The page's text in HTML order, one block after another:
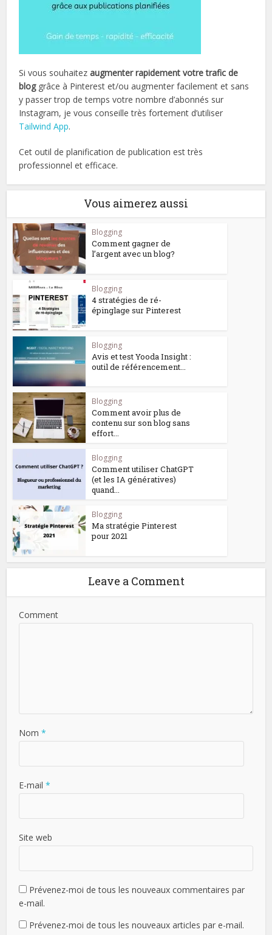
Si vous souhaitezaugmenter rapidement votre trafic de
bloggrâce à Pinterest et/ou augmenter facilement et sans
y passer trop de temps votre nombre d’abonnés sur
Instagram, je vous conseille très fortement d’utiliser
Tailwind App.
Cet outil de planification de publication est très
professionnel et efficace.
Vous aimerez aussi
Blogging
Comment gagner de
l’argent avec un blog?
Blogging
4 stratégies de ré-
épinglage sur Pinterest
Blogging
Avis et test Yooda Insight :
outil de référencement...
Blogging
Comment avoir plus de
contenu sur son blog sans
effort...
Blogging
Comment utiliser ChatGPT
(et les IA génératives)
quand...
Blogging
Ma stratégie Pinterest
pour 2021
Leave a Comment
Comment
Nom*
E-mail*
Site web
Prévenez-moi de tous les nouveaux commentaires par
e-mail.
Prévenez-moi de tous les nouveaux articles par e-mail.